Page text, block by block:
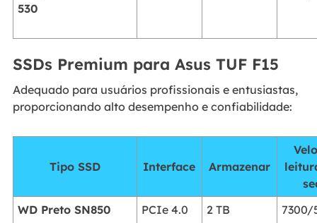
530
SSDs Premium para Asus TUF F15
Adequado para usuários profissionais e entusiastas,
proporcionando alto desempenho e confiabilidade:
Tipo SSD Interface Armazenar
WD Preto SN850
PCIe 4.0 2 TB 7300/